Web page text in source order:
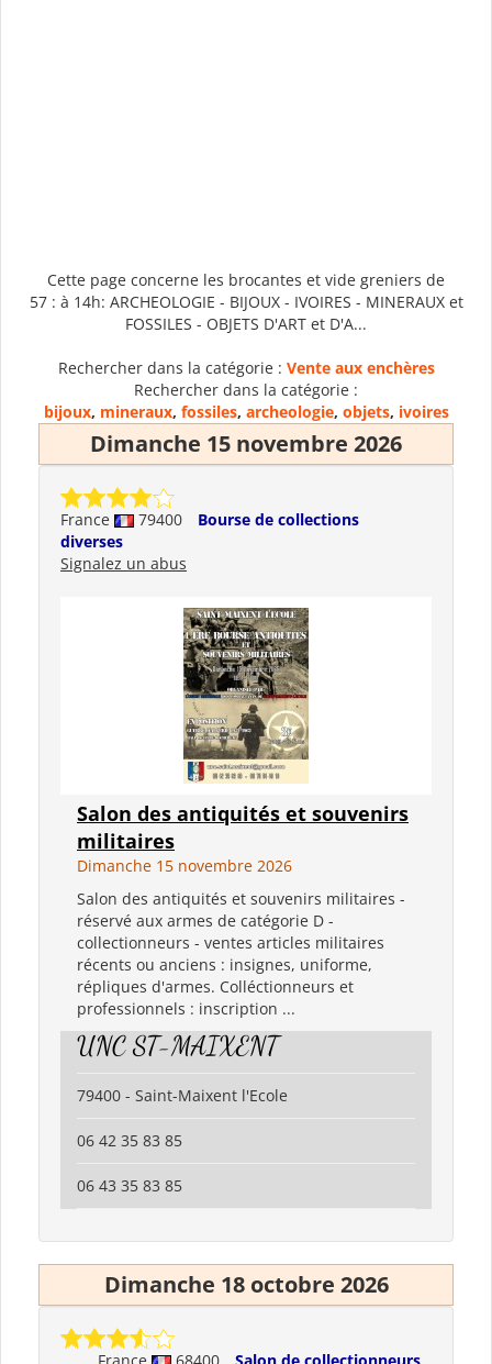
Cette page concerne les brocantes et vide greniers de
57 : à 14h: ARCHEOLOGIE - BIJOUX - IVOIRES - MINERAUX et
FOSSILES - OBJETS D'ART et D'A...
Rechercher dans la catégorie : Vente aux enchères
Rechercher dans la catégorie :
bijoux, mineraux, fossiles, archeologie, objets, ivoires
Dimanche 15 novembre 2026
France 79400
Bourse de collections
diverses
Signalez un abus
Salon des antiquités et souvenirs
militaires
Dimanche 15 novembre 2026
Salon des antiquités et souvenirs militaires -
réservé aux armes de catégorie D -
collectionneurs - ventes articles militaires
récents ou anciens : insignes, uniforme,
répliques d'armes. Colléctionneurs et
professionnels : inscription ...
UNC ST-MAIXENT
79400 - Saint-Maixent l'Ecole
06 42 35 83 85
06 43 35 83 85
Dimanche 18 octobre 2026